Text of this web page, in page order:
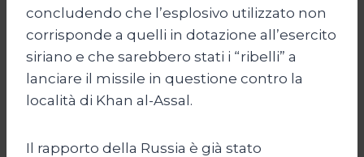
concludendo che l’esplosivo utilizzato non
corrisponde a quelli in dotazione all’esercito
siriano e che sarebbero stati i “ribelli” a
lanciare il missile in questione contro la
località di Khan al-Assal.
Il rapporto della Russia è già stato